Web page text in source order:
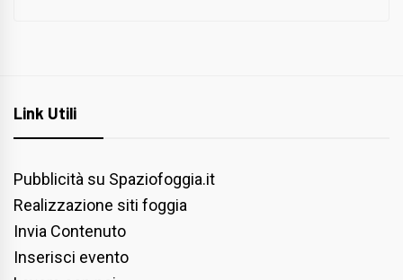
Link Utili
Pubblicità su Spaziofoggia.it
Realizzazione siti foggia
Invia Contenuto
Inserisci evento